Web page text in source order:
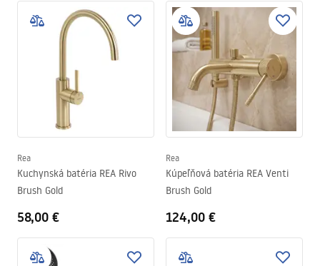
Rea
Kuchynská batéria REA Rivo
Brush Gold
58,00 €
Rea
Kúpeľňová batéria REA Venti
Brush Gold
124,00 €